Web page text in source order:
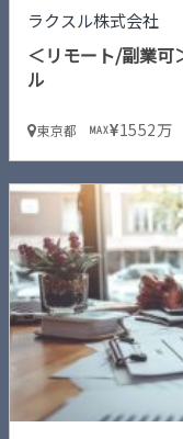
ラクスル株式会社
＜リモート/副業可
ル
東京都 MAX 1552万